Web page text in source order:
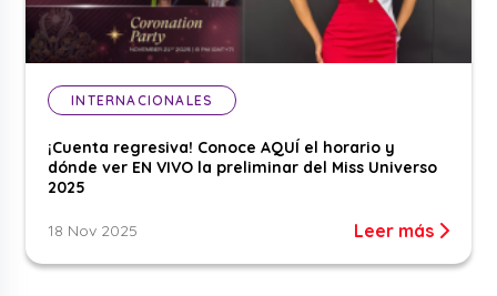
INTERNACIONALES
¡Cuenta regresiva! Conoce AQUÍ el horario y
dónde ver EN VIVO la preliminar del Miss Universo
2025
18 Nov 2025 Leer más